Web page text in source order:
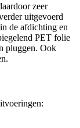
zeer
uitgevoerd
de afdichting en
PET folie
pluggen. Ook